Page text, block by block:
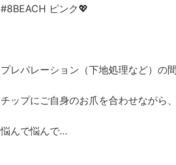
#8BEACH ピンク💖
プレパレーション（下地処理など）の間
チップにご自身のお爪を合わせながら、
悩んで悩んで…